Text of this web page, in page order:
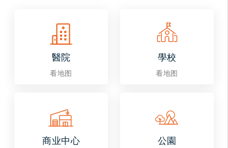
醫院
看地图
學校
看地图
商业中心 公園